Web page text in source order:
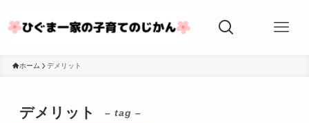
ホーム デメリット
デメリット – tag –